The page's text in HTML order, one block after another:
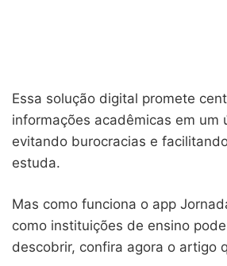
Essa solução digital promete
informações acadêmicas em um
evitando burocracias e
estuda.
Mas como funciona o app
como instituições de ensino
descobrir, confira agora o artigo